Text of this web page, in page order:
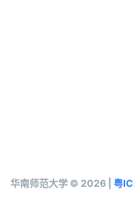
华南师范大学 © 2026 | 粤